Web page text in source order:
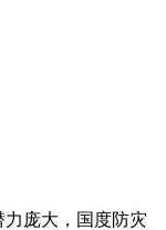
庞大，国度防灾